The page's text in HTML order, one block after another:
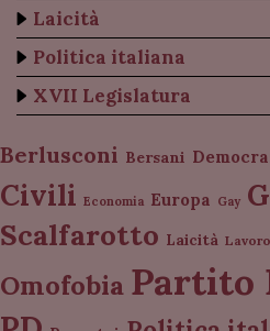
Laicità
Politica italiana
XVII Legislatura
Berlusconi Bersani
Civili Economia Europa Gay
Scalfarotto Laicità Lavoro
Omofobia Partito